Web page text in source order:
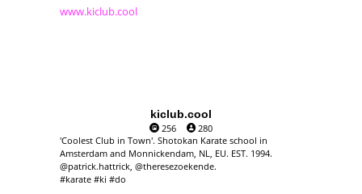
www.kiclub.cool
kiclub.cool
256
280
'Coolest Club in Town'. Shotokan Karate school in
Amsterdam and Monnickendam, NL, EU. EST. 1994.
@patrick.hattrick, @theresezoekende.
#karate #ki #do